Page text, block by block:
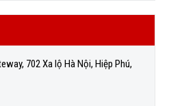
702 Xa lộ Hà Nội, Hiệp Phú,